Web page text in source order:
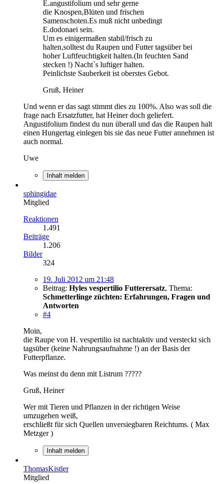
E.angustifolium und sehr gerne
die Knospen,Blüten und frischen
Samenschoten.Es muß nicht unbedingt
E.dodonaei sein.
Um es einigermaßen stabil/frisch zu
halten,solltest du Raupen und Futter tagsüber bei
hoher Luftfeuchtigkeit halten.(In feuchten Sand
stecken !) Nacht`s luftiger halten.
Peinlichste Sauberkeit ist oberstes Gebot.
Gruß, Heiner
Und wenn er das sagt stimmt dies zu 100%. Also was soll die
frage nach Ersatzfutter, hat Heiner doch geliefert.
Angustifolium findest du nun überall und das die Raupen halt
einen Hungertag einlegen bis sie das neue Futter annehmen ist
auch normal.
Uwe
Inhalt melden
sphingidae
Mitglied
Reaktionen
1.491
Beiträge
1.206
Bilder
324
19. Juli 2012 um 21:48
Beitrag: Hyles vespertilio Futterersatz, Thema:
Schmetterlinge züchten: Erfahrungen, Fragen und
Antworten
#4
Moin,
die Raupe von H. vespertilio ist nachtaktiv und versteckt sich
tagsüber (keine Nahrungsaufnahme !) an der Basis der
Futterpflanze.
Was meinst du denn mit Listrum ?????
Gruß, Heiner
Wer mit Tieren und Pflanzen in der richtigen Weise
umzugehen weiß,
erschließt für sich Quellen unversiegbaren Reichtums. ( Max
Metzger )
Inhalt melden
ThomasKistler
Mitglied